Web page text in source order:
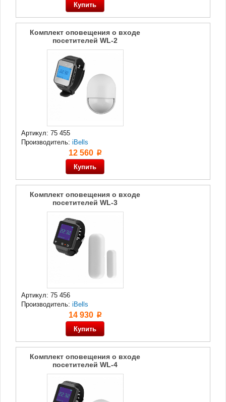
Комплект оповещения о входе
посетителей WL-2
Артикул: 75 455
Производитель: iBells
12 560 p
Комплект оповещения о входе
посетителей WL-3
Артикул: 75 456
Производитель: iBells
14 930 p
Комплект оповещения о входе
посетителей WL-4